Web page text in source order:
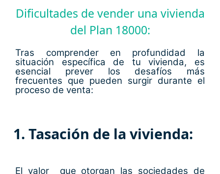
Dificultades de vender una vivienda
del Plan 18000:
Tras comprender en profundidad la
situación específica de tu vivienda, es
esencial prever los desafíos más
frecuentes que pueden surgir durante el
proceso de venta:
1. Tasación de la vivienda:
El valor que otorgan las sociedades de